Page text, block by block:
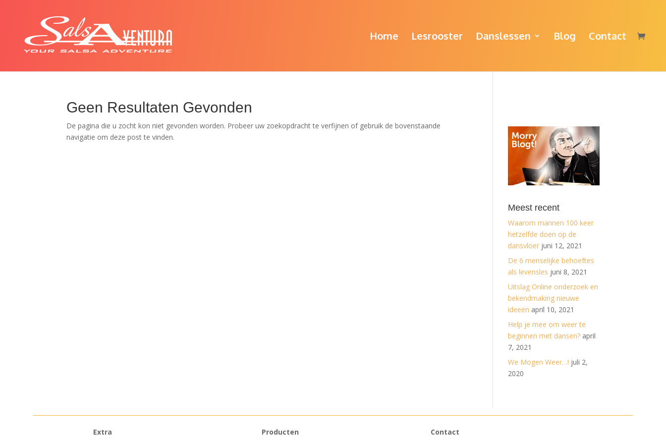
Home Lesrooster Danslessen Blog Contact
Geen Resultaten Gevonden
De pagina die u zocht kon niet gevonden worden. Probeer uw zoekopdracht te verfijnen of gebruik de bovenstaande
navigatie om deze post te vinden.
Meest recent
Waarom mannen 100 keer
hetzelfde doen op de
dansvloer juni 12, 2021
De 6 menselijke behoeftes
als levensles juni 8, 2021
Uitslag Online onderzoek en
bekendmaking nieuwe
ideeën april 10, 2021
Help je mee om weer te
beginnen met dansen? april
7, 2021
We Mogen Weer…! juli 2,
2020
Extra
Producten
Contact